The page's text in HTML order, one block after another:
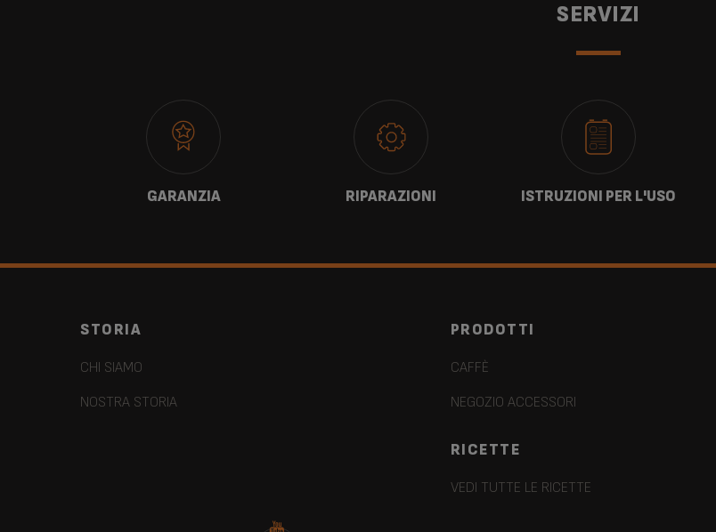
SERVIZI
GARANZIA RIPARAZIONI ISTRUZIONI PER L'USO
PRODOTTI
CAFFÈ
NEGOZIO ACCESSORI
STORIA
CHI SIAMO
NOSTRA STORIA
RICETTE
VEDI TUTTE LE RICETTE